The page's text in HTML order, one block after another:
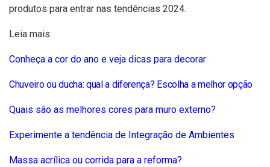
produtos para entrar nas tendências 2024.
Leia mais:
Conheça a cor do ano e veja dicas para decorar
Chuveiro ou ducha: qual a diferença? Escolha a melhor opção
Quais são as melhores cores para muro externo?
Experimente a tendência de Integração de Ambientes
Massa acrílica ou corrida para a reforma?